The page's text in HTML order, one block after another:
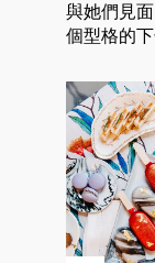
與她們見
個型格的下